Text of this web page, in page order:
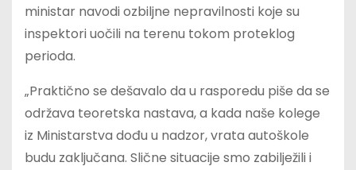
ministar navodi ozbiljne nepravilnosti koje su
inspektori uočili na terenu tokom proteklog
perioda.
„Praktično se dešavalo da u rasporedu piše da se
održava teoretska nastava, a kada naše kolege
iz Ministarstva dođu u nadzor, vrata autoškole
budu zaključana. Slične situacije smo zabilježili i